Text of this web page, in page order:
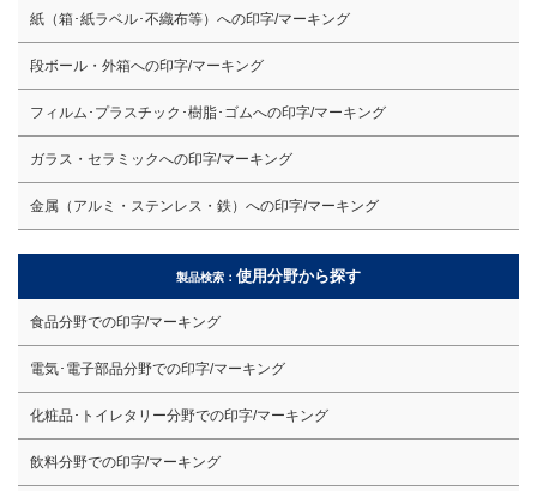
紙（箱･紙ラベル･不織布等）への印字/マーキング
段ボール・外箱への印字/マーキング
フィルム･プラスチック･樹脂･ゴムへの印字/マーキング
ガラス・セラミックへの印字/マーキング
金属（アルミ・ステンレス・鉄）への印字/マーキング
製品検索： 使用分野から探す
食品分野での印字/マーキング
電気･電子部品分野での印字/マーキング
化粧品･トイレタリー分野での印字/マーキング
飲料分野での印字/マーキング